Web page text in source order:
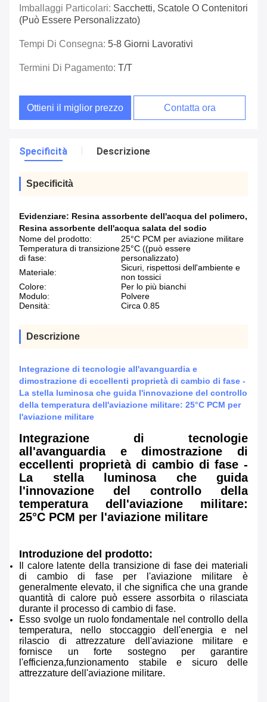
Imballaggi Particolari: Sacchetti, Scatole O Contenitori
(può Essere Personalizzato)
Tempi Di Consegna: 5-8 Giorni Lavorativi
Termini Di Pagamento: T/T
Ottieni il miglior prezzo Contatta ora
Specificità Descrizione
Specificità
Evidenziare: Resina assorbente dell'acqua del polimero,
Resina assorbente dell'acqua salata del sodio
Nome del prodotto:
25°C PCM per aviazione militare
Temperatura di transizione
di fase:
25°C ((può essere
personalizzato)
Materiale:
Sicuri, rispettosi dell'ambiente e
non tossici
Colore:
Per lo più bianchi
Modulo:
Polvere
Densità:
Circa 0.85
Descrizione
Integrazione di tecnologie all'avanguardia e
dimostrazione di eccellenti proprietà di cambio di fase -
La stella luminosa che guida l'innovazione del controllo
della temperatura dell'aviazione militare: 25°C PCM per
l'aviazione militare
Integrazione di tecnologie
all'avanguardia e dimostrazione di
eccellenti proprietà di cambio di fase -
La stella luminosa che guida
l'innovazione del controllo della
temperatura dell'aviazione militare:
25°C PCM per l'aviazione militare
Introduzione del prodotto:
Il calore latente della transizione di fase dei materiali
di cambio di fase per l'aviazione militare è
generalmente elevato, il che significa che una grande
quantità di calore può essere assorbita o rilasciata
durante il processo di cambio di fase.
Esso svolge un ruolo fondamentale nel controllo della
temperatura, nello stoccaggio dell'energia e nel
rilascio di attrezzature dell'aviazione militare e
fornisce un forte sostegno per garantire
l'efficienza,funzionamento stabile e sicuro delle
attrezzature dell'aviazione militare.